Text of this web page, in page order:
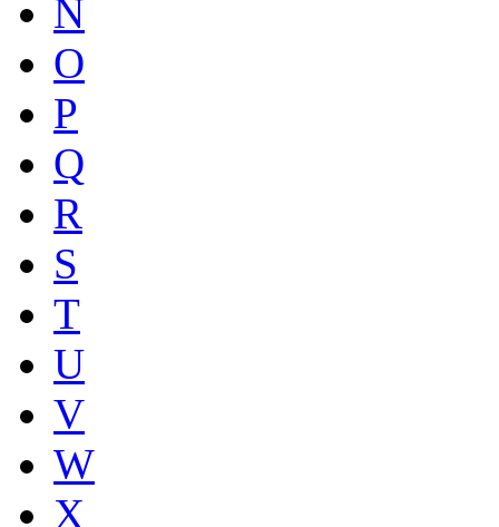
N
O
P
Q
R
S
T
U
V
W
X